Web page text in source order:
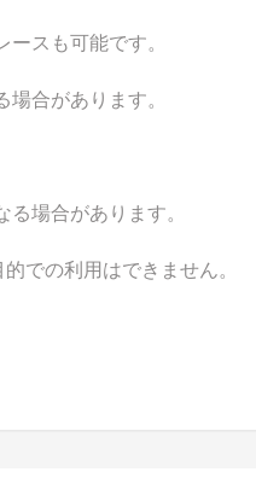
スも可能です。
合があります。
場合があります。
での利用はできません。